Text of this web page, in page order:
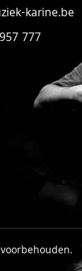
karine.be
777